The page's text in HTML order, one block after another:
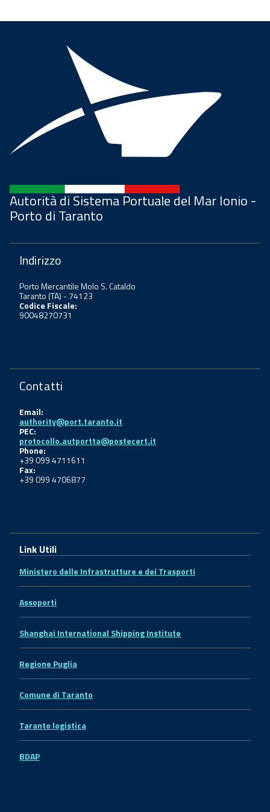
Autorità di Sistema Portuale del Mar Ionio -
Porto di Taranto
Indirizzo
Porto Mercantile Molo S. Cataldo
Taranto (TA) - 74123
Codice Fiscale:
90048270731
Contatti
Email:
authority@port.taranto.it
PEC:
protocollo.autportta@postecert.it
Phone:
+39 099 4711611
Fax:
+39 099 4706877
Link Utili
Ministero delle Infrastrutture e dei Trasporti
Assoporti
Shanghai International Shipping Institute
Regione Puglia
Comune di Taranto
Taranto logistica
BDAP